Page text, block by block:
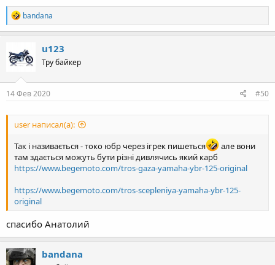
R
e
a
t
i
n
s
bandana
u123
Тру байкер
14 Фев 2020 #50
user написал(а):
Так і називається - токо юбр через ігрек пишеться
але вони
там здається можуть бути різні дивлячись який карб
https://www.begemoto.com/tros-gaza-yamaha-ybr-125-original
https://www.begemoto.com/tros-scepleniya-yamaha-ybr-125-
original
спасибо Анатолий
bandana